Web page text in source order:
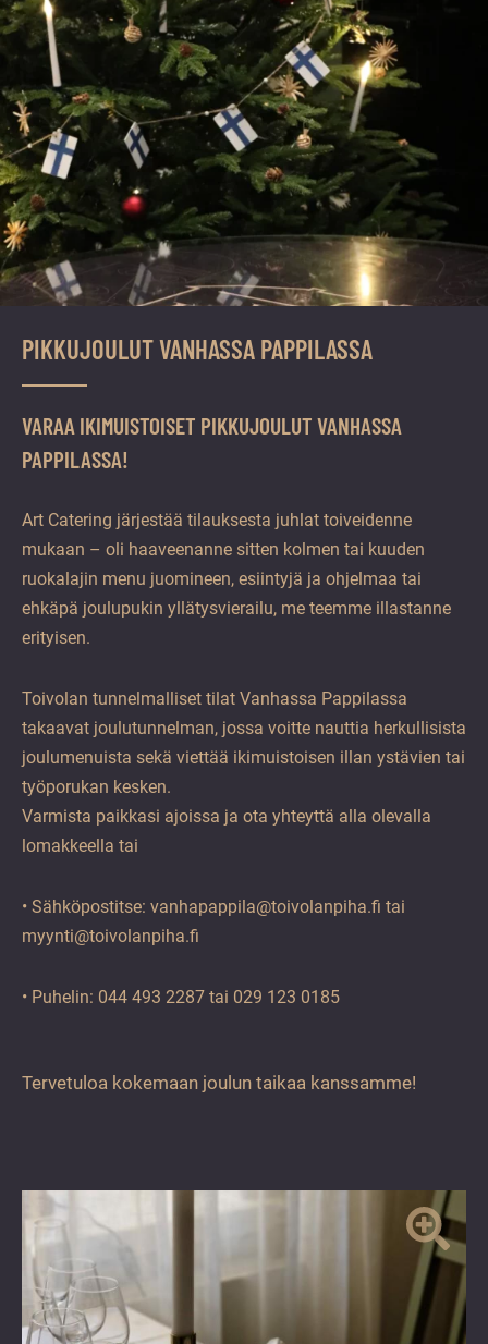
vuoden.
PIKKUJOULUT VANHASSA PAPPILASSA
VARAA IKIMUISTOISET PIKKUJOULUT VANHASSA
PAPPILASSA!
Art Catering järjestää tilauksesta juhlat toiveidenne
mukaan – oli haaveenanne sitten kolmen tai kuuden
ruokalajin menu juomineen, esiintyjä ja ohjelmaa tai
ehkäpä joulupukin yllätysvierailu, me teemme illastanne
erityisen.
Toivolan tunnelmalliset tilat Vanhassa Pappilassa
takaavat joulutunnelman, jossa voitte nauttia herkullisista
joulumenuista sekä viettää ikimuistoisen illan ystävien tai
työporukan kesken.
Varmista paikkasi ajoissa ja ota yhteyttä alla olevalla
lomakkeella tai
• Sähköpostitse: vanhapappila@toivolanpiha.fi tai
myynti@toivolanpiha.fi
• Puhelin: 044 493 2287 tai 029 123 0185
Tervetuloa kokemaan joulun taikaa kanssamme!